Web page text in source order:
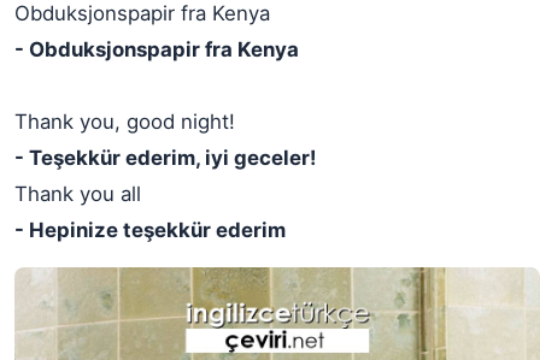
Obduksjonspapir fra Kenya
- Obduksjonspapir fra Kenya
Thank you, good night!
- Teşekkür ederim, iyi geceler!
Thank you all
- Hepinize teşekkür ederim